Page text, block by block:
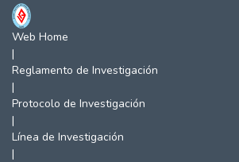
Web Home
|
Reglamento de Investigación
|
Protocolo de Investigación
|
Línea de Investigación
|